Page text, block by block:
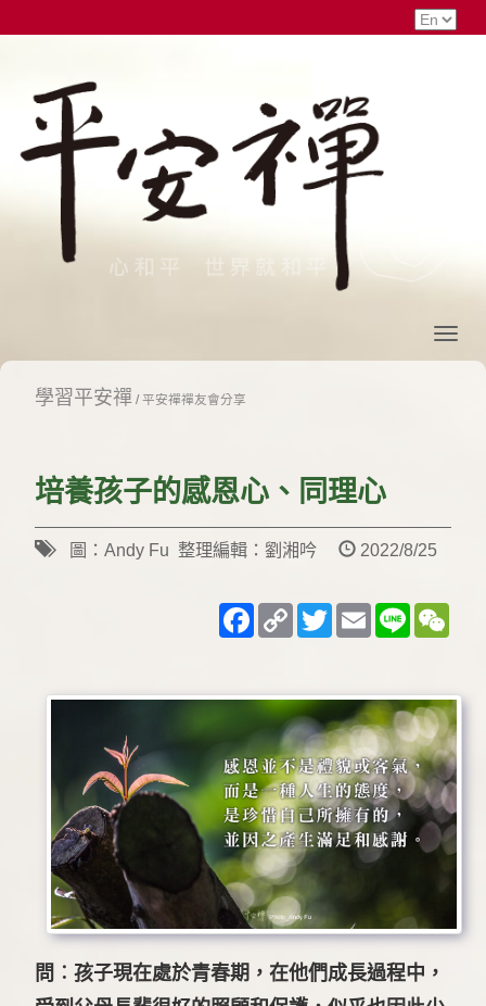
學習平安禪/平安禪禪友會分享
培養孩子的感恩心、同理心
圖：Andy Fu 整理編輯：劉湘吟 2022/8/25
Facebook
Copy
Link
TwitterEmailLine
問︰孩子現在處於青春期，在他們成長過程中，